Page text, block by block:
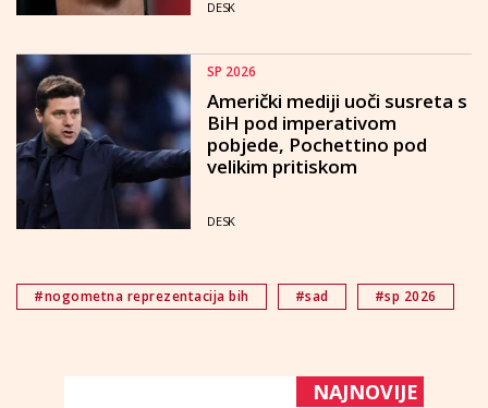
DESK
SP 2026
Američki mediji uoči susreta s
BiH pod imperativom
pobjede, Pochettino pod
velikim pritiskom
DESK
#nogometna reprezentacija bih #sad #sp 2026
NAJNOVIJE